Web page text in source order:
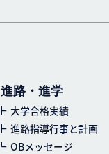
進路・進学
大学合格実績
進路指導行事と計画
OBメッセージ